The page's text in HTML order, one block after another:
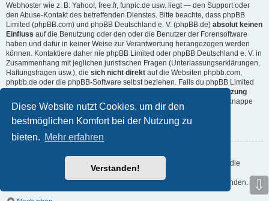
Diese Website nutzt Cookies, um dir den
bestmöglichen Komfort bei der Nutzung zu
bieten. Mehr erfahren
Verstanden!
Webhoster wie z. B. Yahoo!, free.fr, funpic.de usw. liegt — den Support oder
den Abuse-Kontakt des betreffenden Dienstes. Bitte beachte, dass phpBB
Limited (phpBB.com) und phpBB Deutschland e. V. (phpBB.de) absolut keinen
Einfluss auf die Benutzung oder den oder die Benutzer der Forensoftware
haben und dafür in keiner Weise zur Verantwortung herangezogen werden
können. Kontaktiere daher nie phpBB Limited oder phpBB Deutschland e. V. in
Zusammenhang mit jeglichen juristischen Fragen (Unterlassungserklärungen,
Haftungsfragen usw.), die sich nicht direkt auf die Websiten phpbb.com,
phpbb.de oder die phpBB-Software selbst beziehen. Falls du phpBB Limited
Softwarenutzung
durch Dritte betreffen, so wirst du, wenn überhaupt, höchstens eine knappe
Antwort erhalten.
Alle Benutzer des Boards können das Kontaktformular nutzen, wenn die
Funktion durch die Board-Administration aktiviert wurde.
Mitglieder des Boards können zusätzlich den Link „Das Team“ verwenden.
⇩